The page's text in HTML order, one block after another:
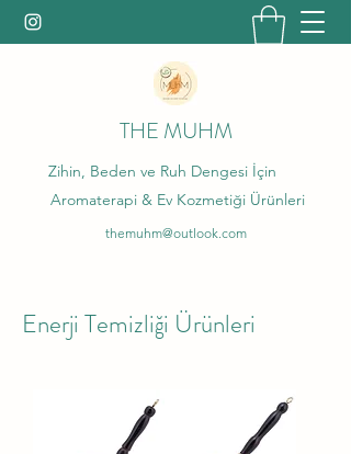
THE MUHM
Zihin, Beden ve Ruh Dengesi İçin
Aromaterapi & Ev Kozmetiği Ürünleri
themuhm@outlook.com
Enerji Temizliği Ürünleri